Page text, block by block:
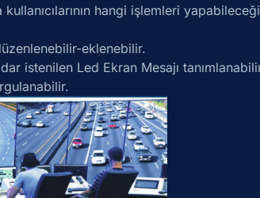
hangi işlemleri
eklenebilir.
istenilen Led Ekran Mesajı